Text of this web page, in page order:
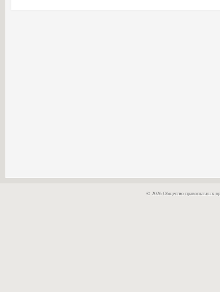
© 2026 Общество православных